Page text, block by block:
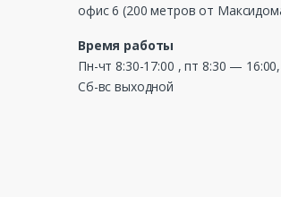
офис 6 (200 метров от
Время работы
Пн-чт 8:30-17:00 , пт 8:30 —
Сб-вс выходной